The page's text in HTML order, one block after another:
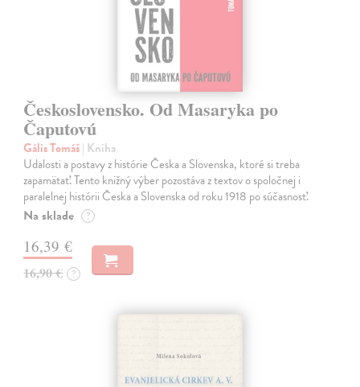
Československo. Od Masaryka po
Čaputovú
Gális Tomáš| Kniha
Udalosti a postavy z histórie Česka a Slovenska, ktoré si treba
zapamätať. Tento knižný výber pozostáva z textov o spoločnej i
paralelnej histórii Česka a Slovenska od roku 1918 po súčasnosť.
Na sklade ?
16,39 €
16,90 € ?